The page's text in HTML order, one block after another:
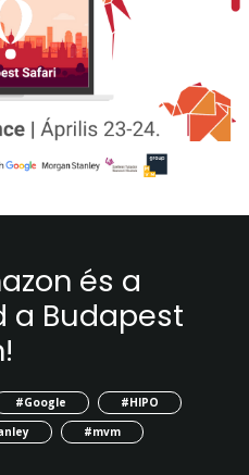
és a
a Budapest
#Google
#HIPO
#mvm